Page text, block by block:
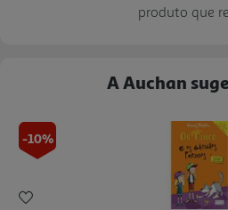
produto que
A Auchan
-10%